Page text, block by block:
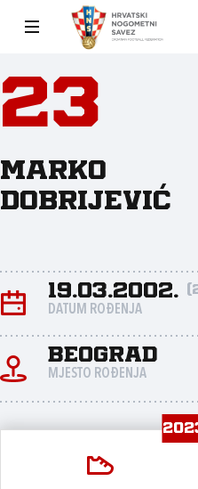
23
Marko
Dobrijević
19.03.2002.
DATUM ROĐENJA
Beograd
MJESTO ROĐENJA